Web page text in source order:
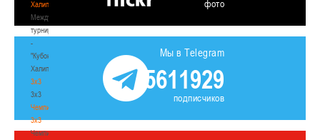
Халипского"
Международный
турнир
-
"Кубок
Халипского"
3x3
3x3
Чемпионат
3х3
Чемпионат
фото
Мы в Telegram
5611929
подписчиков